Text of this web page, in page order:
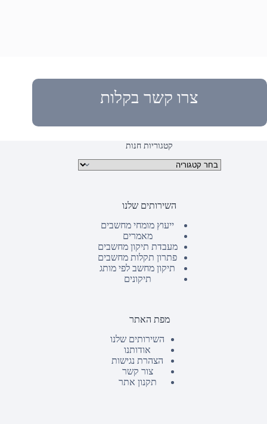
צרו קשר בקלות
קטגוריות חנות
קטגוריות מוצרים
השירותים שלנו
ייעוץ מומחי מחשבים
מאמרים
מעבדת תיקון מחשבים
פתרון תקלות מחשבים
תיקון מחשב לפי מותג
תיקונים
מפת האתר
השירותים שלנו
אודותנו
הצהרת נגישות
צור קשר
תקנון אתר